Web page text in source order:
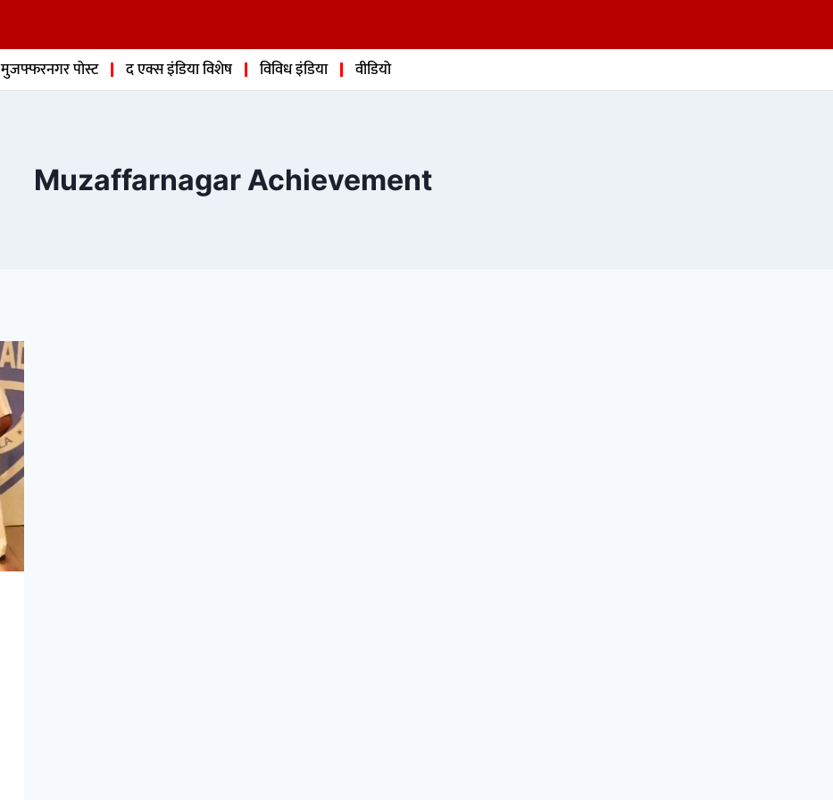
मुजफ्फरनगर पोस्ट द एक्स इंडिया विशेष विविध इंडिया वीडियो
Muzaffarnagar Achievement